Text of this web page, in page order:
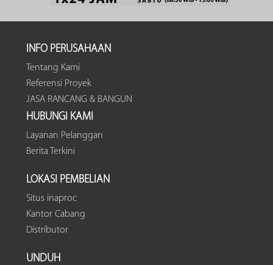
INFO PERUSAHAAN
Tentang Kami
Referensi Proyek
JASA RANCANG & BANGUN
HUBUNGI KAMI
Layanan Pelanggan
Berita Terkini
LOKASI PEMBELIAN
Situs inaproc
Kantor Cabang
Distributor
UNDUH